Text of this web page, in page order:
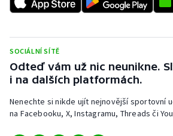
SOCIÁLNÍ SÍTĚ
Odteď vám už nic neunikne.
i na dalších platformách.
Nenechte si nikde ujít nejnovější sportovní
na Facebooku, X, Instagramu, Threads či